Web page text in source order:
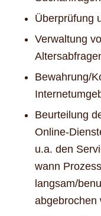
Überprüfung
Verwaltung
Bewahrung/
Beurteilung
Online-
u.a. den
wann
langsam/
abgebrochen